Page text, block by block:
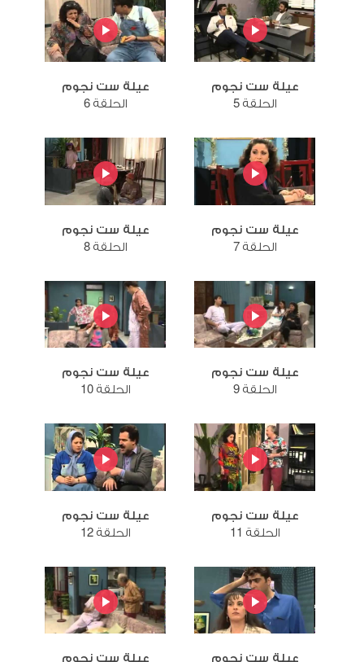
عيلة ست نجوم
الحلقة 5
عيلة ست نجوم
الحلقة 6
عيلة ست نجوم
الحلقة 7
عيلة ست نجوم
الحلقة 8
عيلة ست نجوم
الحلقة 9
عيلة ست نجوم
الحلقة 10
عيلة ست نجوم
الحلقة 11
عيلة ست نجوم
الحلقة 12
عيلة ست نجوم عيلة ست نجوم